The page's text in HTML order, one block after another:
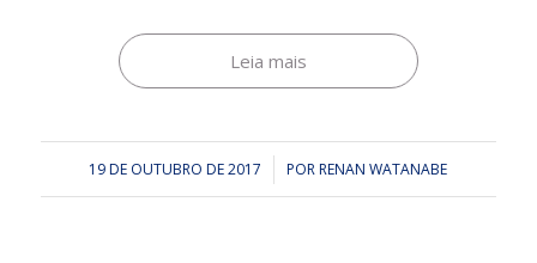
Leia mais
19 DE OUTUBRO DE 2017
/ PORRENAN WATANABE